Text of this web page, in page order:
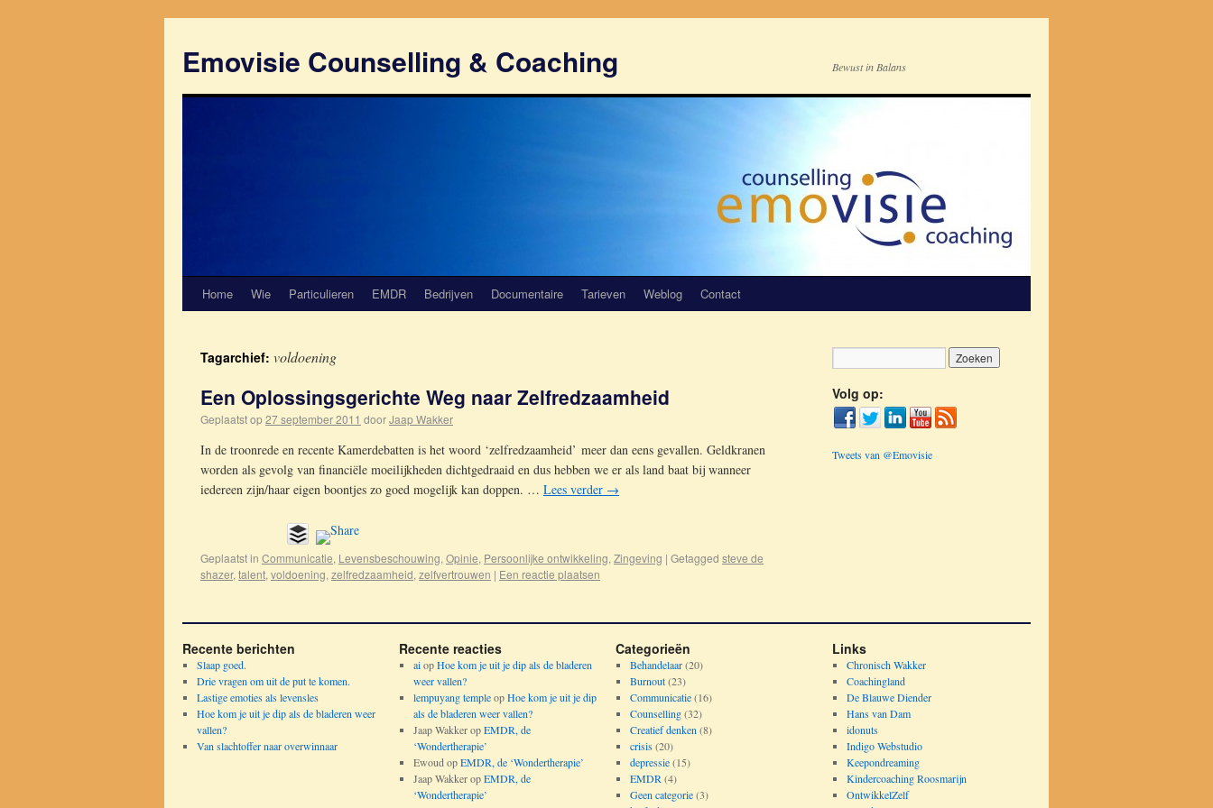
Emovisie Counselling & Coaching Bewust in Balans
Home Wie Particulieren EMDR Bedrijven Documentaire Tarieven Weblog Contact
Tagarchief: voldoening
Een Oplossingsgerichte Weg naar Zelfredzaamheid
Geplaatst op27 september 2011 doorJaap Wakker
In de troonrede en recente Kamerdebatten is het woord ‘zelfredzaamheid’ meer dan eens gevallen. Geldkranen
worden als gevolg van financiële moeilijkheden dichtgedraaid en dus hebben we er als land baat bij wanneer
iedereen zijn/haar eigen boontjes zo goed mogelijk kan doppen. … Lees verder →
Geplaatst in Communicatie, Levensbeschouwing, Opinie, Persoonlijke ontwikkeling, Zingeving | Getagged steve de
shazer, talent, voldoening, zelfredzaamheid, zelfvertrouwen | Een reactie plaatsen
Volg op:
Tweets van @Emovisie
Recente berichten
Slaap goed.
Drie vragen om uit de put te komen.
Lastige emoties als levensles
Hoe kom je uit je dip als de bladeren weer
vallen?
Van slachtoffer naar overwinnaar
Recente reacties
aiopHoe kom je uit je dip als de bladeren
weer vallen?
lempuyang templeopHoe kom je uit je dip
als de bladeren weer vallen?
Jaap WakkeropEMDR, de
‘Wondertherapie’
Ewoud opEMDR, de ‘Wondertherapie’
Jaap WakkeropEMDR, de
‘Wondertherapie’
Categorieën
Behandelaar(20)
Burnout(23)
Communicatie(16)
Counselling(32)
Creatief denken (8)
crisis(20)
depressie(15)
EMDR (4)
Geen categorie(3)
Links
Chronisch Wakker
Coachingland
De Blauwe Diender
Hans van Dam
idonuts
Indigo Webstudio
Keepondreaming
Kindercoaching Roosmarijn
OntwikkelZelf